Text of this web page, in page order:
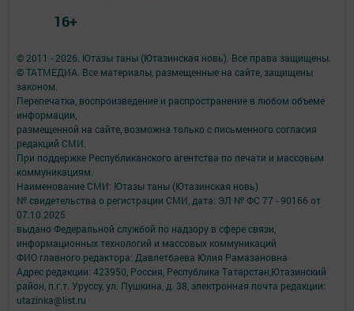
© 2011 - 2026. Ютазы таны (Ютазинская новь). Все права защищены.
© ТАТМЕДИА. Все материалы, размещенные на сайте, защищены
законом.
Перепечатка, воспроизведение и распространение в любом объеме
информации,
размещенной на сайте, возможна только с письменного согласия
редакций СМИ.
При поддержке Республиканского агентства по печати и массовым
коммуникациям.
Наименование СМИ: Ютазы таны (Ютазинская новь)
№ свидетельства о регистрации СМИ, дата: ЭЛ № ФС 77 - 90166 от
07.10.2025
выдано Федеральной службой по надзору в сфере связи,
информационных технологий и массовых коммуникаций
ФИО главного редактора: Давлетбаева Юлия Рамазановна
Адрес редакции: 423950, Россия, Республика Татарстан,Ютазинский
район, п.г.т. Уруссу, ул. Пушкина, д. 38, электронная почта редакции:
utazinka@list.ru
16+